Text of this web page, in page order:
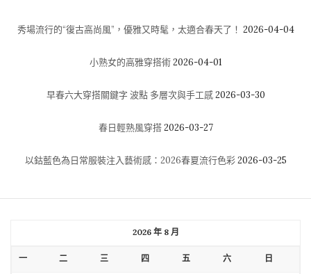
秀場流行的“復古高尚風”，優雅又時髦，太適合春天了！ 2026-04-04
小熟女的高雅穿搭術 2026-04-01
早春六大穿搭關鍵字 波點 多層次與手工感 2026-03-30
春日輕熟風穿搭 2026-03-27
以鈷藍色為日常服裝注入藝術感：2026春夏流行色彩 2026-03-25
2026 年 8 月
一 二 三 四 五 六 日